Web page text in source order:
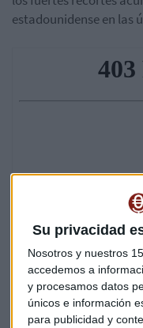
Su privacidad
Nosotros y nuestros
accedemos a
y procesamos datos
únicos e información
para publicidad y
estadounidense en las